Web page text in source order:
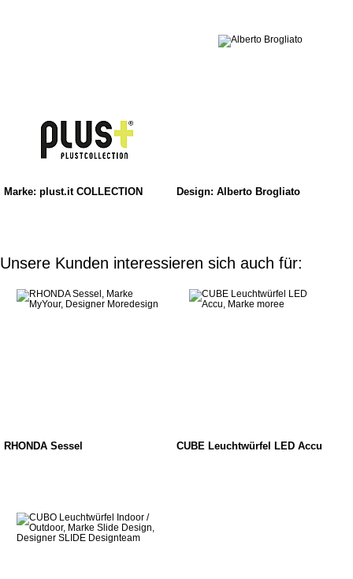
Marke: plust.it COLLECTION Design: Alberto Brogliato
Unsere Kunden interessieren sich auch für:
RHONDA Sessel CUBE Leuchtwürfel LED Accu